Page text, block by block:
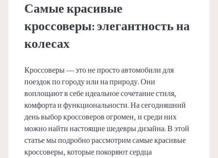
Самые красивые
кроссоверы: элегантность на
колесах
Кроссоверы — это не просто автомобили для
поездок по городу или на природу. Они
воплощают в себе идеальное сочетание стиля,
комфорта и функциональности. На сегодняшний
день выбор кроссоверов огромен, и среди них
можно найти настоящие шедевры дизайна. В этой
статье мы подробно рассмотрим самые красивые
кроссоверы, которые покоряют сердца